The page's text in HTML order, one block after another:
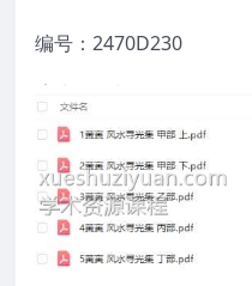
编号：2470D230